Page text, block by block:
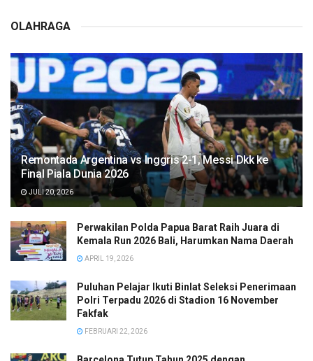
OLAHRAGA
Remontada Argentina vs Inggris 2-1, Messi Dkk ke
Final Piala Dunia 2026
JULI 20, 2026
Perwakilan Polda Papua Barat Raih Juara di
Kemala Run 2026 Bali, Harumkan Nama Daerah
APRIL 19, 2026
Puluhan Pelajar Ikuti Binlat Seleksi Penerimaan
Polri Terpadu 2026 di Stadion 16 November
Fakfak
FEBRUARI 22, 2026